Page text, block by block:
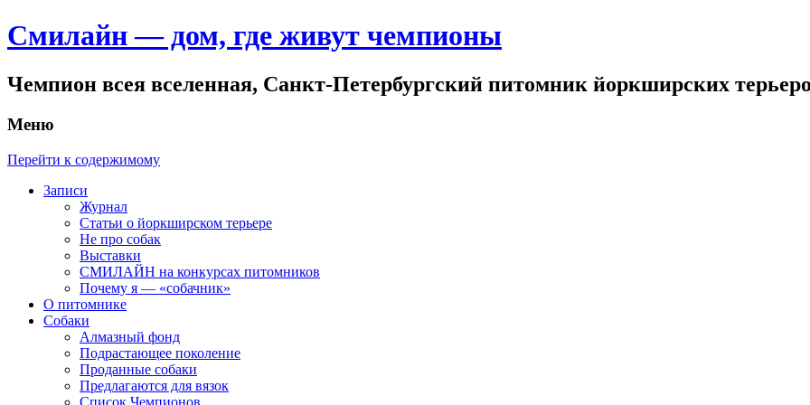
Смилайн — дом, где живут чемпионы
Чемпион всея вселенная, Санкт-Петербургский питомник йоркширских
Меню
Перейти к содержимому
Записи
Журнал
Статьи о йоркширском терьере
Не про собак
Выставки
СМИЛАЙН на конкурсах питомников
Почему я — «собачник»
О питомнике
Собаки
Алмазный фонд
Подрастающее поколение
Проданные собаки
Предлагаются для вязок
Список Чемпионов